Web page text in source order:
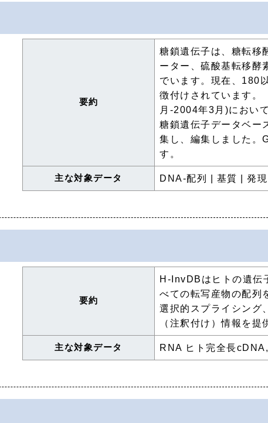
要約
糖鎖遺伝子は、糖転移
ーター、硫酸基転移酵
でいます。現在、180
徴付けされています。
月-2004年3月)におい
糖鎖遺伝子データベー
集し、編集しました。
す。
主な対象データ DNA-配列 | 基質 | 発現
要約
H-InvDBはヒトの遺伝
べての転写産物の配列
選択的スプライシング
（注釈付け）情報を提
主な対象データ RNA ヒト完全長